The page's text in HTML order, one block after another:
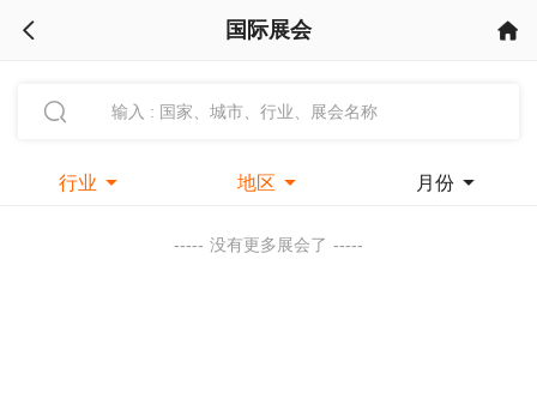
 国际展会 

行业  地区  月份 
----- 没有更多展会了 -----